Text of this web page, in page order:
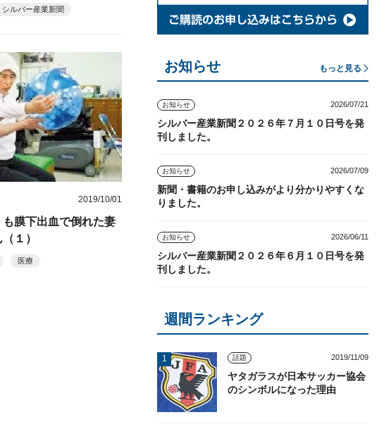
シルバー産業新聞
2019/10/01
膜下出血で倒れた妻
１）
医療
お知らせ もっと見る
お知らせ 2026/07/21
シルバー産業新聞２０２６年７月１０日号を発
刊しました。
お知らせ 2026/07/09
新聞・書籍のお申し込みがより分かりやすくな
りました。
お知らせ 2026/06/11
シルバー産業新聞２０２６年６月１０日号を発
刊しました。
週間ランキング
話題 2019/11/09
ヤタガラスが日本サッカー協会
のシンボルになった理由